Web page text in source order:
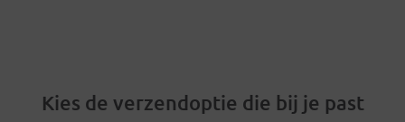
Kies de verzendoptie die bij je past